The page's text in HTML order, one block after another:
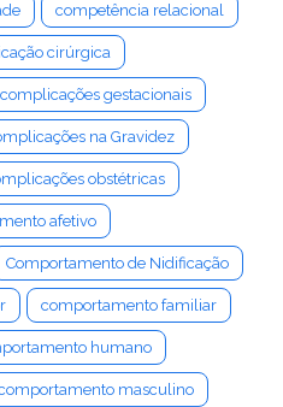
competência relacional
cirúrgica
complicações gestacionais
na Gravidez
obstétricas
afetivo
Comportamento de Nidificação
comportamento familiar
humano
masculino